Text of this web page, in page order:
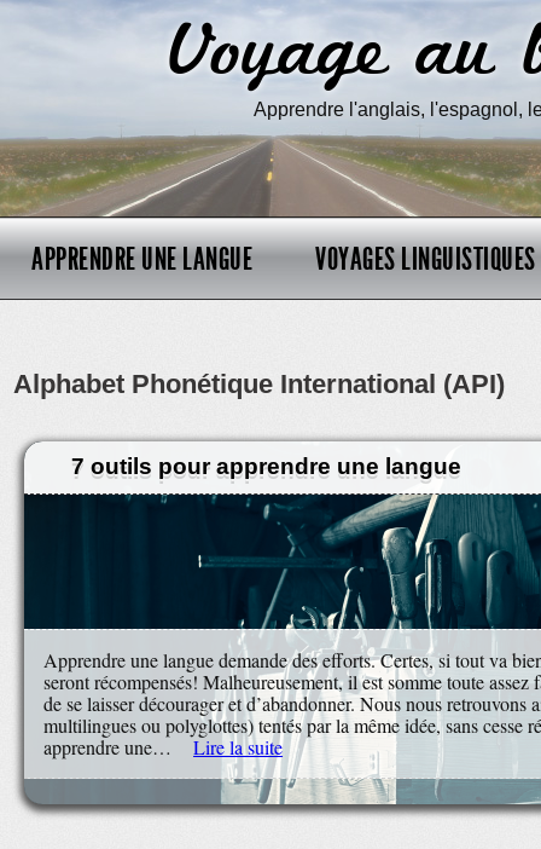
Voyage au
Apprendre l'anglais, l'espagnol,
APPRENDRE UNE LANGUE VOYAGES LINGUISTIQUES
Alphabet Phonétique International (API)
7 outils pour apprendre une langue
Apprendre une langue demande des efforts. Certes, si tout va
seront récompensés! Malheureusement, il est somme toute
de se laisser décourager et d’abandonner. Nous nous retrouvons
multilingues ou polyglottes) tentés par la même idée, sans cesse
apprendre une…
Lire la suite